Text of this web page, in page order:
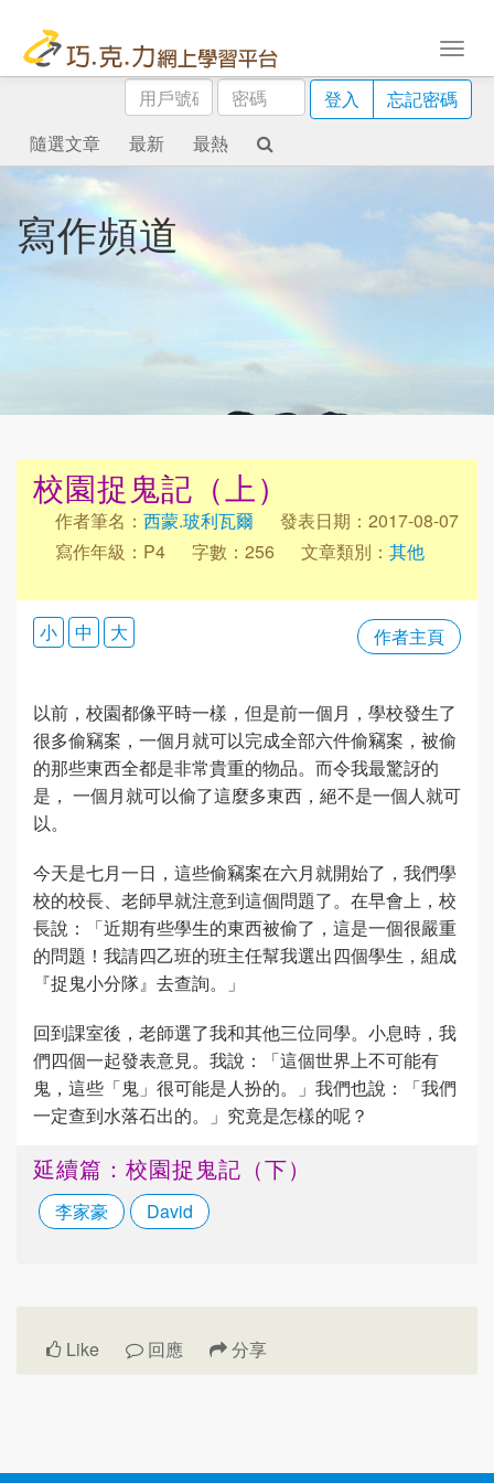
用
戶
號
碼
密
碼
登入
忘記密碼
隨選文章
最新 最熱
寫作頻道
校園捉鬼記（上）
作者筆名： 西蒙.玻利瓦爾
發表日期：2017-08-07
寫作年級：P4
字數：256 文章類別： 其他
作者主頁
小 中 大
以前，校園都像平時一樣，但是前一個月，學校發生了
很多偷竊案，一個月就可以完成全部六件偷竊案，被偷
的那些東西全都是非常貴重的物品。而令我最驚訝的
是， 一個月就可以偷了這麼多東西，絕不是一個人就可
以。
今天是七月一日，這些偷竊案在六月就開始了，我們學
校的校長、老師早就注意到這個問題了。在早會上，校
長說：「近期有些學生的東西被偷了，這是一個很嚴重
的問題！我請四乙班的班主任幫我選出四個學生，組成
『捉鬼小分隊』去查詢。」
回到課室後，老師選了我和其他三位同學。小息時，我
們四個一起發表意見。我說：「這個世界上不可能有
鬼，這些「鬼」很可能是人扮的。」我們也說：「我們
一定查到水落石出的。」究竟是怎樣的呢？
延續篇：校園捉鬼記（下）
李家豪 David
Like 回應 分享